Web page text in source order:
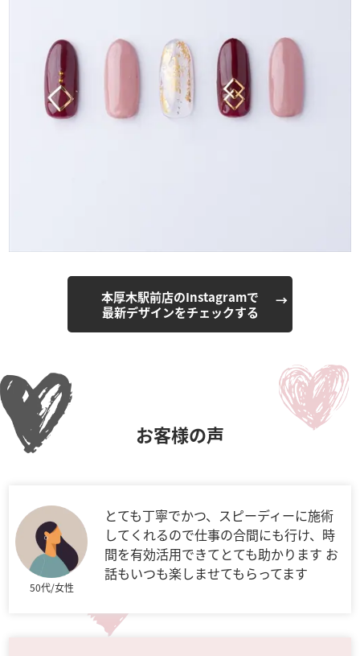
本厚木駅前店のInstagramで
最新デザインをチェックする
お客様の声
50代/女性
とても丁寧でかつ、スピーディーに施術
してくれるので仕事の合間にも行け、時
間を有効活用できてとても助かります お
話もいつも楽しませてもらってます